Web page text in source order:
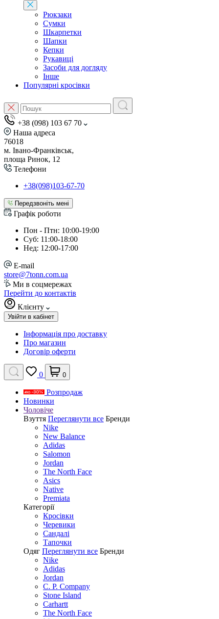
Рюкзаки
Сумки
Шкарпетки
Шапки
Кепки
Рукавиці
Засоби для догляду
Інше
Популярні кросівки
+38 (098) 103 67 70
Наша адреса
76018
м. Івано-Франківськ,
площа Ринок, 12
Телефони
+38(098)103-67-70
Передзвоніть мені
Графік роботи
Пон - Птн: 10:00-19:00
Суб: 11:00-18:00
Нед: 12:00-17:00
E-mail
store@7tonn.com.ua
Ми в соцмережах
Перейти до контактів
Клієнту
Увійти в кабінет
Інформація про доставку
Про магазин
Договір оферти
0 0
Розпродаж
Новинки
Чоловіче
Взуття Переглянути все Бренди
Nike
New Balance
Adidas
Salomon
Jordan
The North Face
Asics
Native
Premiata
Категорії
Кросівки
Черевики
Сандалі
Tапочки
Одяг Переглянути все Бренди
Nike
Adidas
Jordan
C. P. Company
Stone Island
Carhartt
The North Face